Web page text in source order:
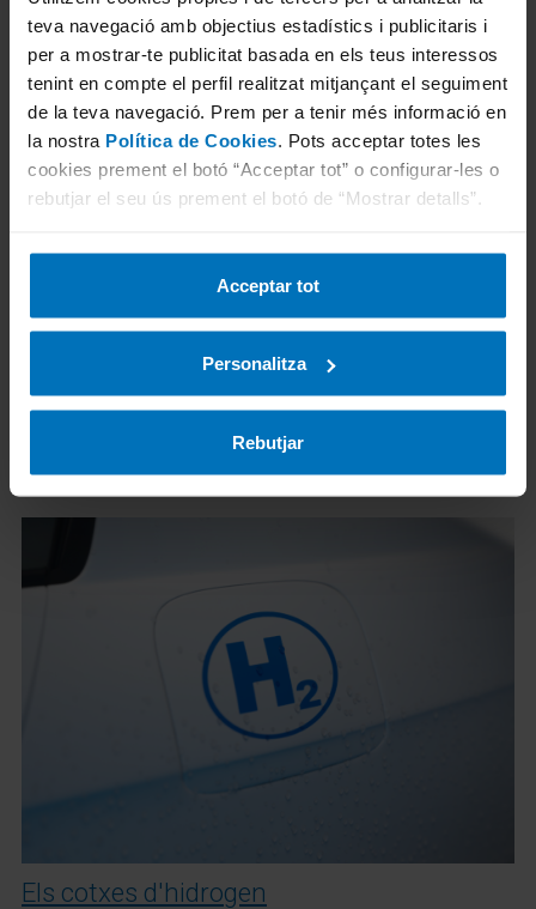
teva navegació amb objectius estadístics i publicitaris i
per a mostrar-te publicitat basada en els teus interessos
tenint en compte el perfil realitzat mitjançant el seguiment
de la teva navegació. Prem per a tenir més informació en
la nostra Política de Cookies. Pots acceptar totes les
cookies prement el botó “Acceptar tot” o configurar-les o
rebutjar el seu ús prement el botó de “Mostrar detalls”.
Acceptar tot
Personalitza
Rebutjar
Director de l'Àrea de Mobilitat d'Espanya de
TÜV Rheinland
Enginyer en organització industrial. És el
Director de l'Àrea de Mobilitat d'Espanya de
TÜV Rheinland, amb més de 25 anys
Certificació i Assaig (sector TIC).
Els cotxes d'hidrogen